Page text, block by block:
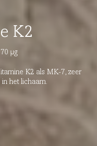
K2
µg
K2 als MK-7, zeer
het lichaam.